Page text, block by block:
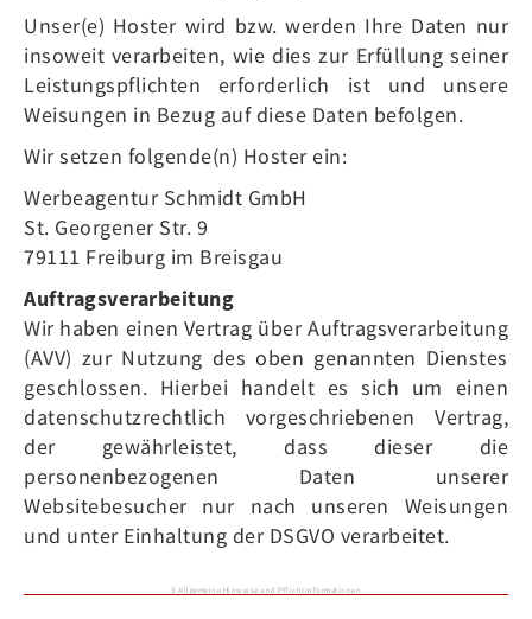
Unser(e) Hoster wird bzw. werden Ihre Daten nur
insoweit verarbeiten, wie dies zur Erfüllung seiner
Leistungspflichten erforderlich ist und unsere
Weisungen in Bezug auf diese Daten befolgen.
Wir setzen folgende(n) Hoster ein:
Werbeagentur Schmidt GmbH
St. Georgener Str. 9
79111 Freiburg im Breisgau
Auftragsverarbeitung
Wir haben einen Vertrag über Auftragsverarbeitung
(AVV) zur Nutzung des oben genannten Dienstes
geschlossen. Hierbei handelt es sich um einen
datenschutzrechtlich vorgeschriebenen Vertrag,
der gewährleistet, dass dieser die
personenbezogenen Daten unserer
Websitebesucher nur nach unseren Weisungen
und unter Einhaltung der DSGVO verarbeitet.
3. Allgemeine Hinweise und Pflicht­informationen